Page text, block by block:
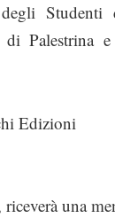
Studenti
Palestrina
Edizioni
una